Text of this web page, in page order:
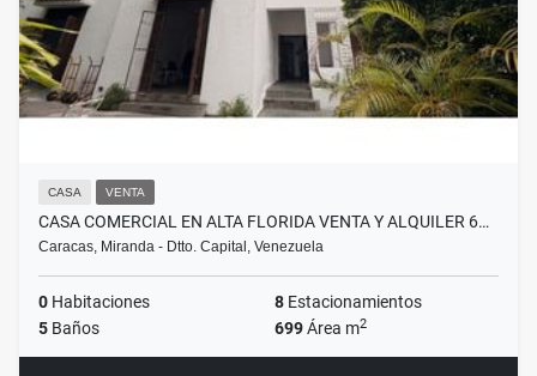
CASA VENTA
CASA COMERCIAL EN ALTA FLORIDA VENTA Y ALQUILER 6…
Caracas, Miranda - Dtto. Capital, Venezuela
0 Habitaciones 8 Estacionamientos
5 Baños 699Área m2